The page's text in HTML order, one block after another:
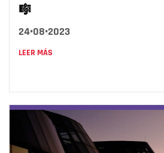
🎼
24•08•2023
LEER MÁS